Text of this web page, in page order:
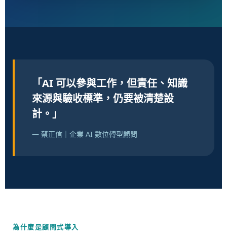
「AI 可以參與工作，但責任、知識
來源與驗收標準，仍要被清楚設
計。」
— 蔡正信｜企業 AI 數位轉型顧問
為什麼是顧問式導入